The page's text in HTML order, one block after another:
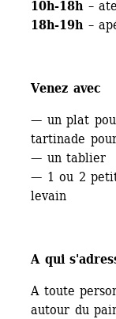
10h-18h–
18h-19h–
Venez avec
— un plat
tartinade
— un tablier
— 1 ou 2
levain
A qui
A toute
autour du